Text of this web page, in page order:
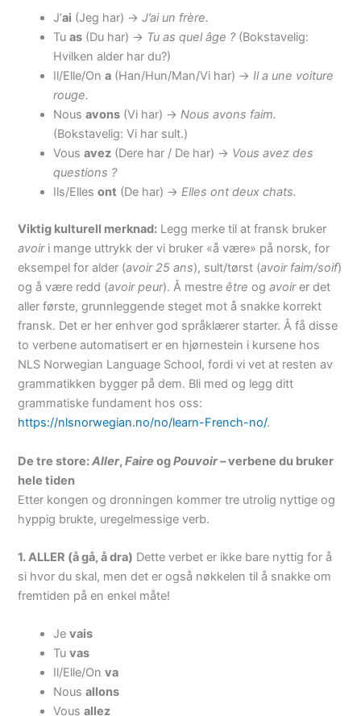
J’ai (Jeg har) ->J’ai un frère.
Tuas (Du har) -> Tu as quel âge ?(Bokstavelig:
Hvilken alder har du?)
Il/Elle/Ona (Han/Hun/Man/Vi har) ->Il a une voiture
rouge.
Nousavons (Vi har) ->Nous avons faim.
(Bokstavelig: Vi har sult.)
Vousavez (Dere har / De har) -> Vous avez des
questions ?
Ils/Ellesont (De har) ->Elles ont deux chats.
Viktig kulturell merknad: Legg merke til at fransk bruker
avoiri mange uttrykk der vi bruker «å være» på norsk, for
eksempel for alder (avoir 25 ans), sult/tørst (avoir faim/soif)
og å være redd (avoir peur). Å mestreêtre ogavoirer det
aller første, grunnleggende steget mot å snakke korrekt
fransk. Det er her enhver god språklærer starter. Å få disse
to verbene automatisert er en hjørnestein i kursene hos
NLS Norwegian Language School, fordi vi vet at resten av
grammatikken bygger på dem. Bli med og legg ditt
grammatiske fundament hos oss:
https://nlsnorwegian.no/no/learn-French-no/.
De tre store:Aller,Faire ogPouvoir– verbene du bruker
hele tiden
Etter kongen og dronningen kommer tre utrolig nyttige og
hyppig brukte, uregelmessige verb.
1. ALLER (å gå, å dra) Dette verbet er ikke bare nyttig for å
si hvor du skal, men det er også nøkkelen til å snakke om
fremtiden på en enkel måte!
Jevais
Tuvas
Il/Elle/Onva
Nousallons
Vousallez